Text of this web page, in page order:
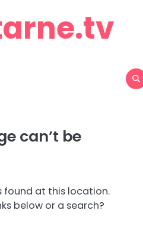
can’t be
found at this location.
below or a search?